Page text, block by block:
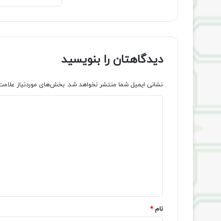
دیدگاهتان را بنویسید
نشانی ایمیل شما منتشر نخواهد شد. بخش‌های موردنیاز
نام*